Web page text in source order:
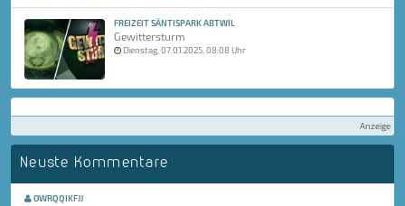
FREIZEIT SÄNTISPARK ABTWIL
Gewittersturm
Dienstag, 07.01.2025, 08:08 Uhr
Anzeige
Neuste Kommentare
OWRQQIKFJJ